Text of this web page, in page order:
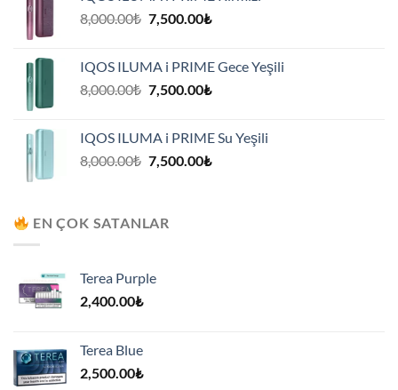
8,000.00₺ Orijinal
7,500.00₺Şu
7,500.00₺.
IQOS ILUMA i PRIME Gece Yeşili
8,000.00₺ Orijinal
7,500.00₺Şu
7,500.00₺.
IQOS ILUMA i PRIME Su Yeşili
8,000.00₺ Orijinal
7,500.00₺Şu
EN ÇOK SATANLAR
Terea Purple
2,400.00₺
Terea Blue
2,500.00₺